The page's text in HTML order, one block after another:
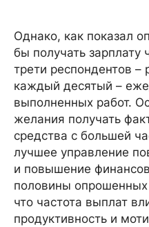
Однако, как показал
бы получать
трети респондентов –
каждый десятый –
выполненных работ.
желания получать
средства с большей
лучшее управление
и повышение
половины
что частота выплат
продуктивность и